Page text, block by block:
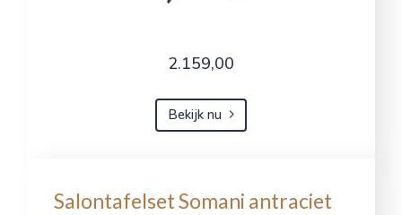
2.159,00
Bekijk nu
Salontafelset Somani antraciet